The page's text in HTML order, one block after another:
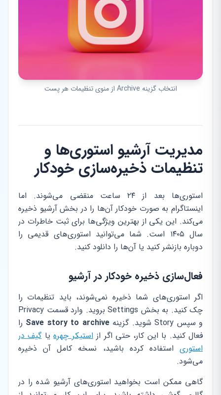
انتخاب گزینه Archive از منوی تنظیمات هر پست
مدیریت آرشیو استوری‌ها و
تنظیمات ذخیره‌سازی خودکار
استوری‌ها بعد از ۲۴ ساعت منقضی می‌شوند. اما
اینستاگرام به صورت خودکار آن‌ها را در بخش آرشیو ذخیره
می‌کند. این یکی از بهترین ویژگی‌ها برای ثبت خاطرات در
سال ۱۴۰۵ است. شما می‌توانید استوری‌های قدیمی را
دوباره بازنشر کنید یا آن‌ها را دانلود کنید.
فعال‌سازی ذخیره خودکار در آرشیو
اگر استوری‌های شما ذخیره نمی‌شوند، باید تنظیمات را
چک کنید. به بخش Settings بروید. وارد قسمت Privacy
و سپس Story شوید. گزینه
Save story to archive را
فعال کنید. با این کار، حتی اگر ازاستیکر چهرهیاگیف در
استوری استفاده کرده باشید، نسخه کامل آن ذخیره
می‌شود.
گاهی ممکن است بخواهید استوری‌های آرشیو شده را در